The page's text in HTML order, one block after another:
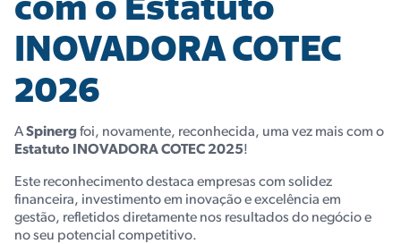
INOVADORA COTEC
2026
ASpinergfoi, novamente, reconhecida, uma vez mais com o
Estatuto INOVADORA COTEC 2025!
Este reconhecimento destaca empresas com solidez
financeira, investimento em inovação e excelência em
gestão, refletidos diretamente nos resultados do negócio e
no seu potencial competitivo.